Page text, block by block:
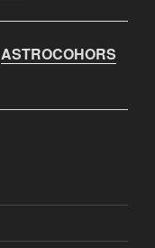
ASTROCOHORS